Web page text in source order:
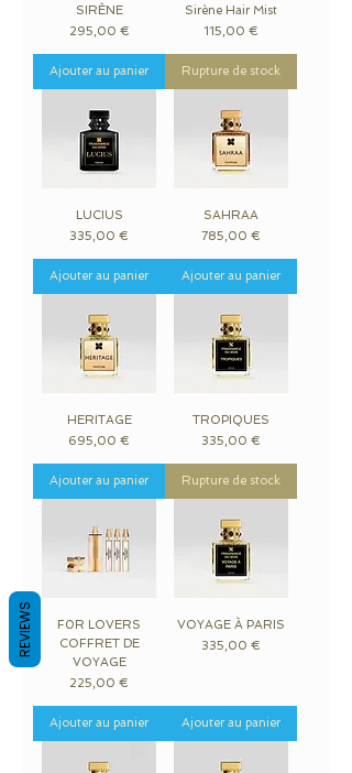
SIRÈNE
Prix
295,00 €
Ajouter au panier
Sirène Hair Mist
Prix
115,00 €
Rupture de stock
LUCIUS
Prix
335,00 €
Ajouter au panier
SAHRAA
Prix
785,00 €
Ajouter au panier
HERITAGE
Prix
695,00 €
Ajouter au panier
TROPIQUES
Prix
335,00 €
Rupture de stock
F0R LOVERS
COFFRET DE
VOYAGE
Prix
225,00 €
Ajouter au panier
VOYAGE À PARIS
Prix
335,00 €
Ajouter au panier
REVIEWS